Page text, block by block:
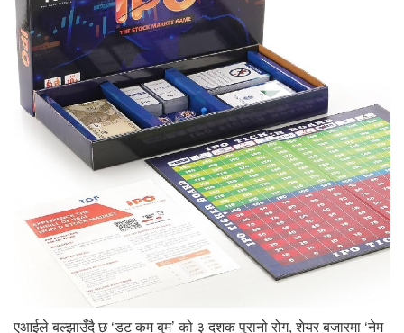
एआईले बल्झाउँदै छ ‘डट कम बुम’ को ३ दशक पुरानो रोग, शेयर बजारमा ‘नेम